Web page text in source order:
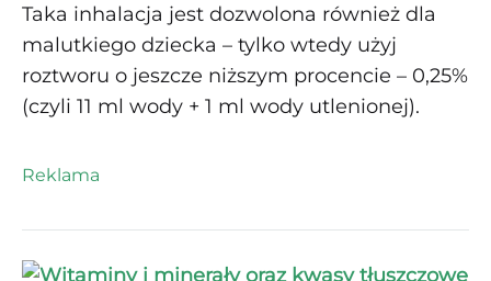
Taka inhalacja jest dozwolona również dla
malutkiego dziecka – tylko wtedy użyj
roztworu o jeszcze niższym procencie – 0,25%
(czyli 11 ml wody + 1 ml wody utlenionej).
Reklama